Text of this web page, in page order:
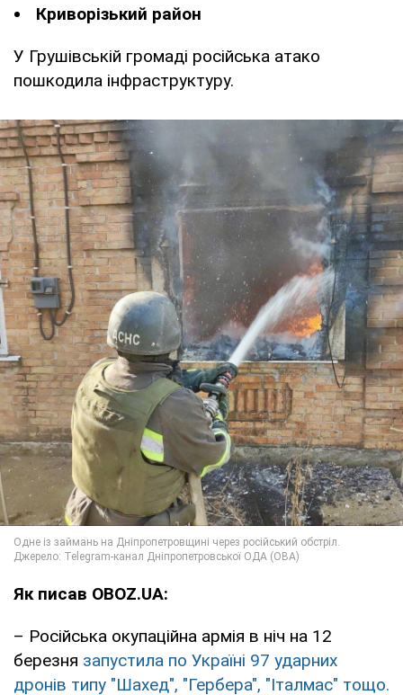
Криворізький район
У Грушівській громаді російська атако
пошкодила інфраструктуру.
Як писав OBOZ.UA:
– Російська окупаційна армія в ніч на 12
березня запустила по Україні 97 ударних
дронів типу "Шахед", "Гербера", "Італмас" тощо.